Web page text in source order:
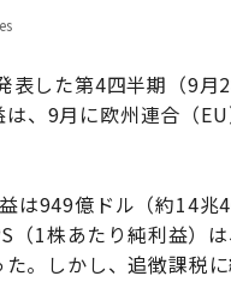
表した第4四半期（9
、9月に欧州連合（
は949億ドル（約14
（1株あたり純利益）
。しかし、追徴課税